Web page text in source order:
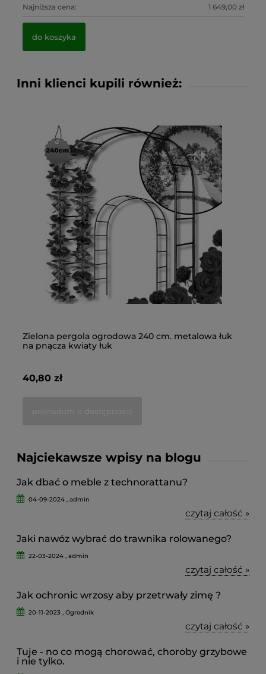
Najniższa cena: 1 649,00 zł
do koszyka
Inni klienci kupili również:
Zielona pergola ogrodowa 240 cm. metalowa łuk
na pnącza kwiaty łuk
40,80 zł
Najciekawsze wpisy na blogu
Jak dbać o meble z technorattanu?
04-09-2024 , admin
czytaj całość »
Jaki nawóz wybrać do trawnika rolowanego?
22-03-2024 , admin
czytaj całość »
Jak ochronic wrzosy aby przetrwały zimę ?
20-11-2023 , Ogrodnik
czytaj całość »
Tuje - no co mogą chorować, choroby grzybowe
i nie tylko.